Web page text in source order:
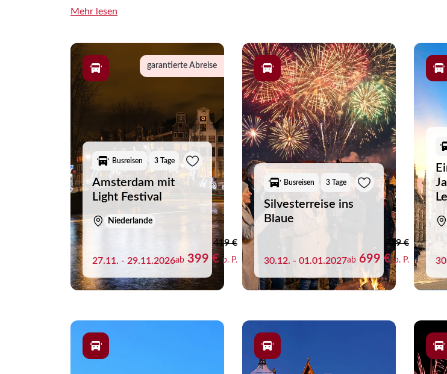
lange Fahrstrecken und die individuelle Reiseplanung kümmern zu müssen, genießen Sie
Mehr lesen
garantierte Abreise
Busreisen 3 Tage
Amsterdam mit
Light Festival
Niederlande
27.11. - 29.11.2026
419 €
ab 399 € p. P.
Busreisen 3 Tage
Silvesterreise ins
Blaue
30.12. - 01.01.2027
719 €
ab 699 €p. P.